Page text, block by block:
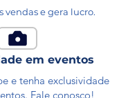
vendas e gera lucro.
em eventos
e tenha exclusividade
Fale conosco!